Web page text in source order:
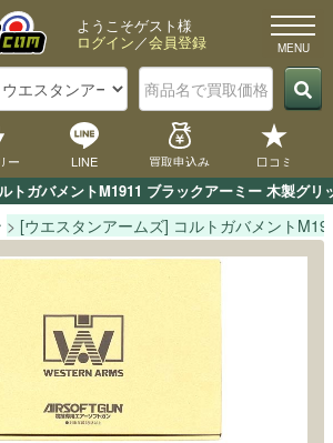
トガバメントM1911 ブラックアーミー 木製グ
ようこそゲスト様
ログイン／会員登録
ー LINE 買取申込み 口コミ
[ウエスタンアームズ] コルトガバメント